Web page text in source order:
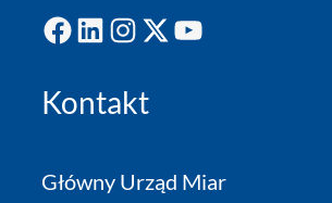
Kontakt
Główny Urząd Miar
Facebook LinkedIn Instagram X YouTube